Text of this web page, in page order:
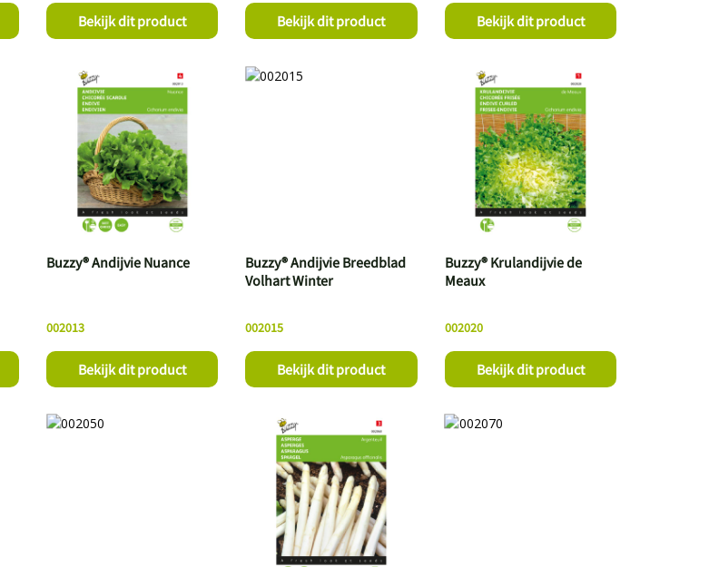
Bekijk dit product Bekijk dit product Bekijk dit product
002013
Buzzy® Andijvie Nuance
Bekijk dit product
002015
Buzzy® Andijvie Breedblad
Volhart Winter
Bekijk dit product
002020
Buzzy® Krulandijvie de
Meaux
Bekijk dit product